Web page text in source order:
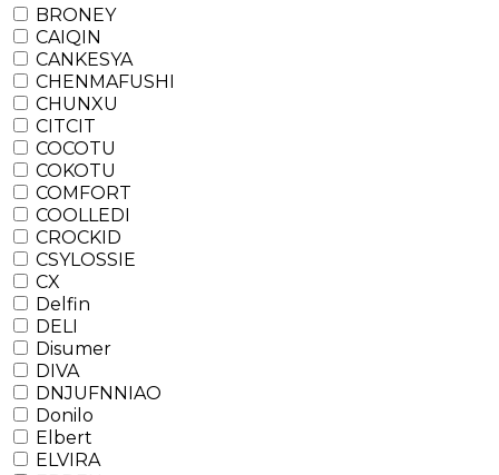
BRONEY
CAIQIN
CANKESYA
CHENMAFUSHI
CHUNXU
CITCIT
COCOTU
COKOTU
COMFORT
COOLLEDI
CROCKID
CSYLOSSIE
CX
Delfin
DELI
Disumer
DIVA
DNJUFNNIAO
Donilo
Elbert
ELVIRA